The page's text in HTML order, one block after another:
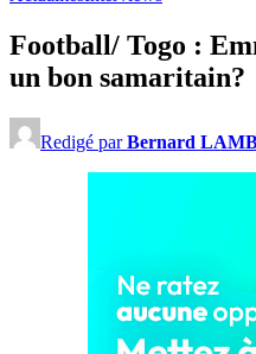
Football/ Togo :
un bon samaritain?
Redigé parBernard